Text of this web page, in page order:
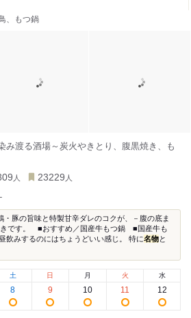
、もつ鍋
み渡る酒場～炭火やきとり、腹黒焼き、も
人 23229 人
-
・豚の旨味と特製甘辛ダレのコクが、－腹の底ま
きです。 ■おすすめ／国産牛もつ鍋 ■国産牛も
飲みするのにはちょうどいい感じ。 特に名物と
土
8
日
9
月
10
火
11
水
12